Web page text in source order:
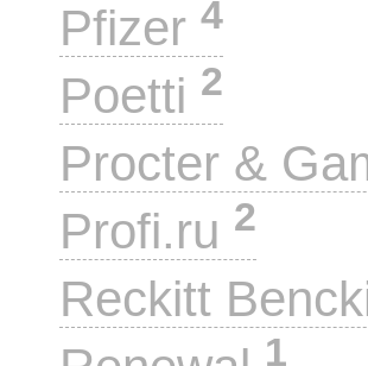
Pfizer 4
Poetti 2
Procter &
Profi.ru 2
Reckitt
1